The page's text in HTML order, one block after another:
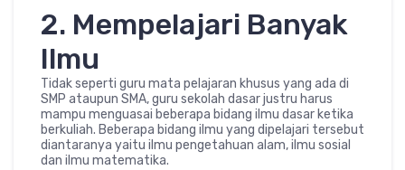
2. Mempelajari Banyak
Ilmu
Tidak seperti guru mata pelajaran khusus yang ada di
SMP ataupun SMA, guru sekolah dasar justru harus
mampu menguasai beberapa bidang ilmu dasar ketika
berkuliah. Beberapa bidang ilmu yang dipelajari tersebut
diantaranya yaitu ilmu pengetahuan alam, ilmu sosial
dan ilmu matematika.